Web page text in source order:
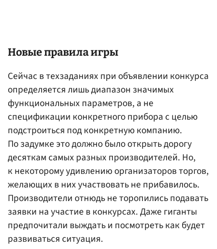
Новые правила игры
Сейчас в техзаданиях при объявлении конкурса
определяется лишь диапазон значимых
функциональных параметров, а не
спецификации конкретного прибора с целью
подстроиться под конкретную компанию.
По задумке это должно было открыть дорогу
десяткам самых разных производителей. Но,
к некоторому удивлению организаторов торгов,
желающих в них участвовать не прибавилось.
Производители отнюдь не торопились подавать
заявки на участие в конкурсах. Даже гиганты
предпочитали выждать и посмотреть как будет
развиваться ситуация.